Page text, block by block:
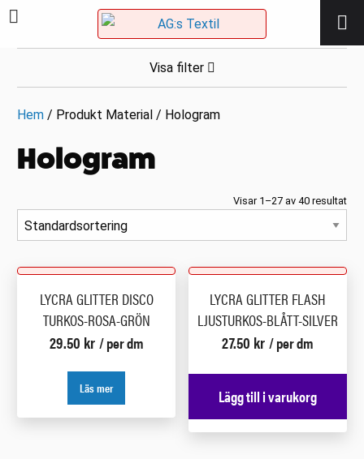
Visa filter
Hem / Produkt Material / Hologram
Hologram
Visar 1–27 av 40 resultat
LYCRA GLITTER DISCO
TURKOS-ROSA-GRÖN
29.50 kr / per dm
Läs mer
LYCRA GLITTER FLASH
LJUSTURKOS-BLÅTT-SILVER
27.50 kr / per dm
Lägg till i varukorg